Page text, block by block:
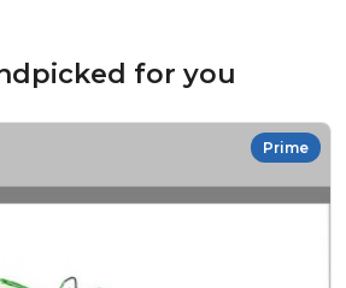
for you
Prime